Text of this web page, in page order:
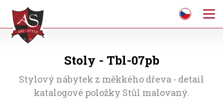
Stoly - Tbl-07pb
Stylový nábytek z měkkého dřeva - detail
katalogové položky Stůl malovaný.